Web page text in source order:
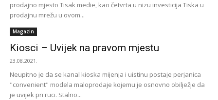
prodajno mjesto Tisak medie, kao četvrta u nizu investicija Tiska u
prodajnu mrežu u ovom...
Magazin
Kiosci – Uvijek na pravom mjestu
23.08.2021.
Neupitno je da se kanal kioska mijenja i uistinu postaje perjanica
"convenient" modela maloprodaje kojemu je osnovno obilježje da
je uvijek pri ruci. Stalno...